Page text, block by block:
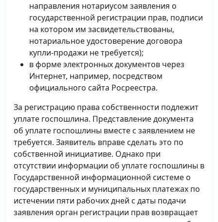
направления нотариусом заявления о
государственной регистрации прав, подписи
на котором им засвидетельствованы,
нотариальное удостоверение договора
купли-продажи не требуется);
в форме электронных документов через
Интернет, например, посредством
официального сайта Росреестра.
За регистрацию права собственности подлежит
уплате госпошлина. Представление документа
об уплате госпошлины вместе с заявлением не
требуется. Заявитель вправе сделать это по
собственной инициативе. Однако при
отсутствии информации об уплате госпошлины в
Государственной информационной системе о
государственных и муниципальных платежах по
истечении пяти рабочих дней с даты подачи
заявления орган регистрации прав возвращает